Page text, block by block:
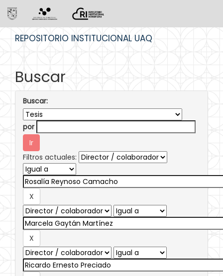
REPOSITORIO INSTITUCIONAL UAQ
Buscar
Buscar:
por
Filtros actuales: